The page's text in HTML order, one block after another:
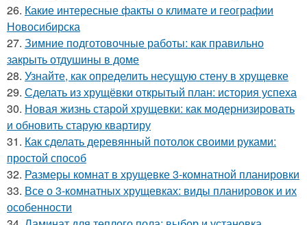
26. Какие интересные факты о климате и географии
Новосибирска
27. Зимние подготовочные работы: как правильно
закрыть отдушины в доме
28. Узнайте, как определить несущую стену в хрущевке
29. Сделать из хрущёвки открытый план: история успеха
30. Новая жизнь старой хрущевки: как модернизировать
и обновить старую квартиру
31. Как сделать деревянный потолок своими руками:
простой способ
32. Размеры комнат в хрущевке 3-комнатной планировки
33. Все о 3-комнатных хрущевках: виды планировок и их
особенности